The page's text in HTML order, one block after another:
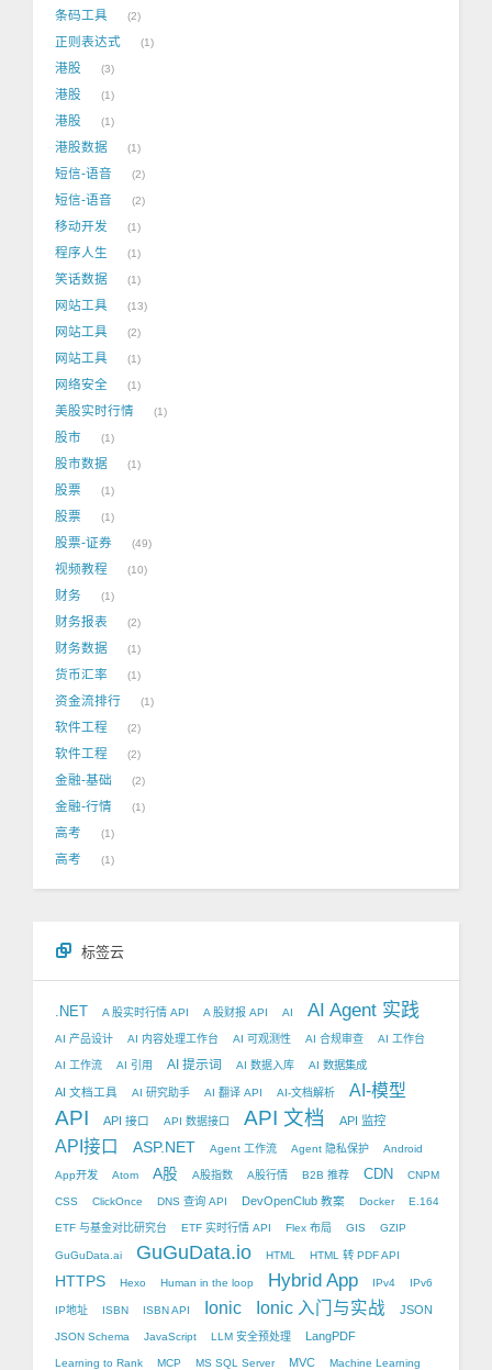
条码工具 2
正则表达式 1
港股 3
港股 1
港股 1
港股数据 1
短信-语音 2
短信-语音 2
移动开发 1
程序人生 1
笑话数据 1
网站工具 13
网站工具 2
网站工具 1
网络安全 1
美股实时行情 1
股市 1
股市数据 1
股票 1
股票 1
股票-证券 49
视频教程 10
财务 1
财务报表 2
财务数据 1
货币汇率 1
资金流排行 1
软件工程 2
软件工程 2
金融-基础 2
金融-行情 1
高考 1
高考 1
标签云
.NET A 股实时行情 API A 股财报 API AI AI Agent 实践
AI 产品设计 AI 内容处理工作台 AI 可观测性 AI 合规审查 AI 工作台
AI 工作流 AI 引用 AI 提示词 AI 数据入库 AI 数据集成
AI 文档工具 AI 研究助手 AI 翻译 API AI-文档解析 AI-模型
API API 接口 API 数据接口 API 文档 API 监控
API接口 ASP.NET Agent 工作流 Agent 隐私保护 Android
App开发 Atom A股 A股指数 A股行情 B2B 推荐 CDN CNPM
CSS ClickOnce DNS 查询 API DevOpenClub 教案 Docker E.164
ETF 与基金对比研究台 ETF 实时行情 API Flex 布局 GIS GZIP
GuGuData.ai GuGuData.io HTML HTML 转 PDF API
HTTPS Hexo Human in the loop Hybrid App IPv4 IPv6
IP地址 ISBN ISBN API Ionic Ionic 入门与实战 JSON
JSON Schema JavaScript LLM 安全预处理 LangPDF
Learning to Rank MCP MS SQL Server MVC Machine Learning